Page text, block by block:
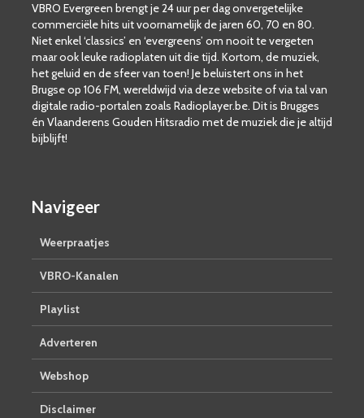
VBRO Evergreen brengt je 24 uur per dag onvergetelijke
commerciële hits uit voornamelijk de jaren 60, 70 en 80.
Niet enkel ‘classics’ en ‘evergreens’ om nooit te vergeten
maar ook leuke radioplaten uit die tijd. Kortom, de muziek,
het geluid en de sfeer van toen! Je beluistert ons in het
Brugse op 106 FM, wereldwijd via deze website of via tal van
digitale radio-portalen zoals Radioplayer.be. Dit is Brugges
én Vlaanderens Gouden Hitsradio met de muziek die je altijd
bijblijft!
Navigeer
Weerpraatjes
VBRO-Kanalen
Playlist
Adverteren
Webshop
Disclaimer